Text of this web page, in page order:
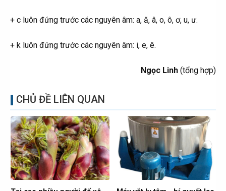
+ c luôn đứng trước các nguyên âm: a, ă, â, o, ô, ơ, u, ư.
+ k luôn đứng trước các nguyên âm: i, e, ê.
Ngọc Linh (tổng hợp)​
CHỦ ĐỀ LIÊN QUAN